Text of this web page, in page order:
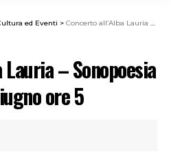
ed Eventi > Concerto all’Alba Lauria – Sonopoesia – domenica 21 giugno ore 5
– Sonopoesia
ore 5